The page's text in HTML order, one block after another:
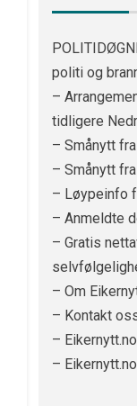
politi og
–
tidligere
– Smånytt
– Smånytt
– Løypeinfo
– Anmeldte
– Gratis
– Om
– Kontakt
–
–